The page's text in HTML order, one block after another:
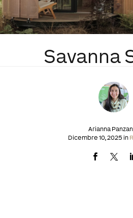
Savanna
Arianna
Dicembre 10, 2025 in